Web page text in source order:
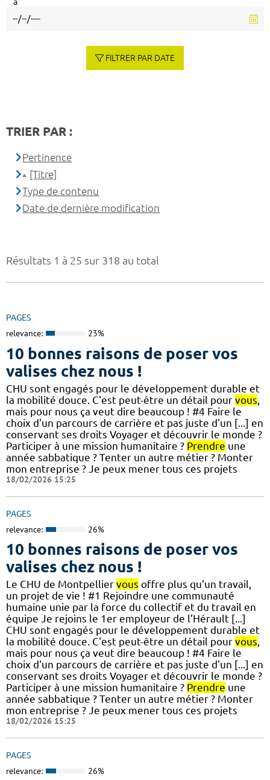
Résultats 1 à 25 sur 318 au total
PAGES
relevance: 23%
10 bonnes raisons de poser vos
valises chez nous !
CHU sont engagés pour le développement durable et
la mobilité douce. C'est peut-être un détail pour vous,
mais pour nous ça veut dire beaucoup ! #4 Faire le
choix d'un parcours de carrière et pas juste d'un [...] en
conservant ses droits Voyager et découvrir le monde ?
Participer à une mission humanitaire ? Prendre une
année sabbatique ? Tenter un autre métier ? Monter
mon entreprise ? Je peux mener tous ces projets
18/02/2026 15:25
PAGES
relevance: 26%
10 bonnes raisons de poser vos
valises chez nous !
Le CHU de Montpellier vous offre plus qu’un travail,
un projet de vie ! #1 Rejoindre une communauté
humaine unie par la force du collectif et du travail en
équipe Je rejoins le 1er employeur de l’Hérault [...]
CHU sont engagés pour le développement durable et
la mobilité douce. C'est peut-être un détail pour vous,
mais pour nous ça veut dire beaucoup ! #4 Faire le
choix d'un parcours de carrière et pas juste d'un [...] en
conservant ses droits Voyager et découvrir le monde ?
Participer à une mission humanitaire ? Prendre une
année sabbatique ? Tenter un autre métier ? Monter
mon entreprise ? Je peux mener tous ces projets
18/02/2026 15:25
PAGES
relevance: 26%
à
FILTRER PAR DATE
TRIER PAR :
Pertinence
[Titre]
Type de contenu
Date de dernière modification